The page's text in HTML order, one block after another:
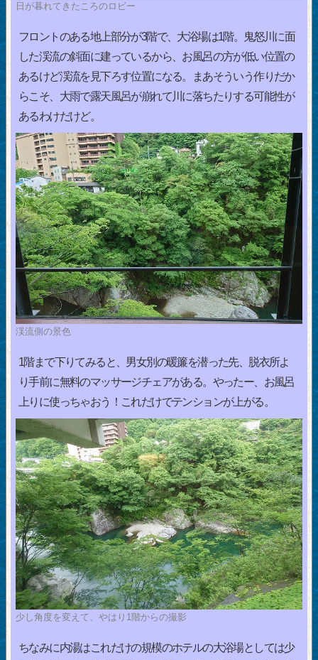
日が暮れてきたころのロビー
フロントのある地上部分が3階で、大浴場は1階。鬼怒川に面
した渓流の斜面に建っているから、お風呂の方が低い位置の
あるけど渓流を見下ろす位置になる。まあそういう作りだか
らこそ、大雨で露天風呂が崩れて川に落ちたりする可能性が
あるわけだけど。
渓流側の景色
1階まで下りてみると、男女別の暖簾を潜った先、脱衣所よ
り手前に無料のマッサージチェアがある。やったー、お風呂
上りに使っちゃおう！これだけでテンションが上がる。
少し角度を変えて、やはり1階からの撮影
ちなみに内湯はこれだけの規模のホテルの大浴場としては少